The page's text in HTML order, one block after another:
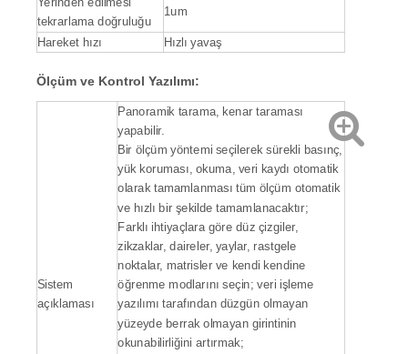
Yerinden edilmesi
tekrarlama doğruluğu
1um
Hareket hızı Hızlı yavaş
Ölçüm ve Kontrol Yazılımı:
Sistem
açıklaması
Panoramik tarama, kenar taraması
yapabilir.
Bir ölçüm yöntemi seçilerek sürekli basınç,
yük koruması, okuma, veri kaydı otomatik
olarak tamamlanması tüm ölçüm otomatik
ve hızlı bir şekilde tamamlanacaktır;
Farklı ihtiyaçlara göre düz çizgiler,
zikzaklar, daireler, yaylar, rastgele
noktalar, matrisler ve kendi kendine
öğrenme modlarını seçin; veri işleme
yazılımı tarafından düzgün olmayan
yüzeyde berrak olmayan girintinin
okunabilirliğini artırmak;